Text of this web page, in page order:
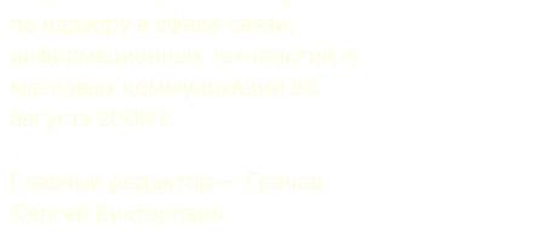
по надзору в сфере связи,
информационных технологий и
массовых коммуникаций 06
августа 2009 г.
Главный редактор — Грачев
Сергей Викторович.